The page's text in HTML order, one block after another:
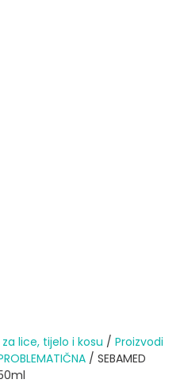
lice, tijelo i kosu / Proizvodi
/ SEBAMED